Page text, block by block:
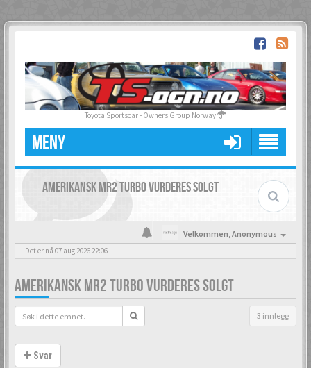
Toyota Sportscar - Owners Group Norway
MENY
AMERIKANSK MR2 TURBO VURDERES SOLGT
Velkommen,Anonymous
Det er nå 07 aug 2026 22:06
AMERIKANSK MR2 TURBO VURDERES SOLGT
3 innlegg
Svar